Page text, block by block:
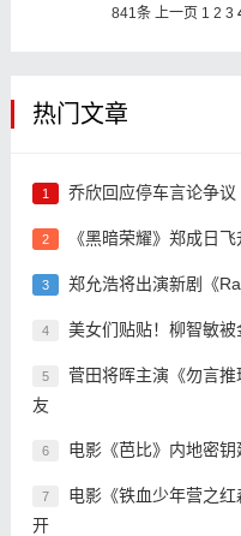
841条 上一页 1 2 3
热门文章
1 乔欣回应停车言论争
2 《黑暗荣耀》郑成日
3 郑允浩将出演新剧《
4 美女们贴贴！柳智敏
5
菅田将晖主演《勿言
友
6 电影《芭比》内地密
7
电影《铁血少年营之
开